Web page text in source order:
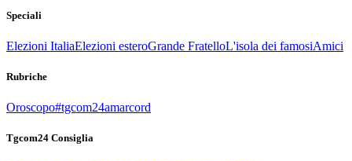
Speciali
Elezioni ItaliaElezioni esteroGrande FratelloL'isola dei famosiAmici
Rubriche
Oroscopo#tgcom24amarcord
Tgcom24 Consiglia